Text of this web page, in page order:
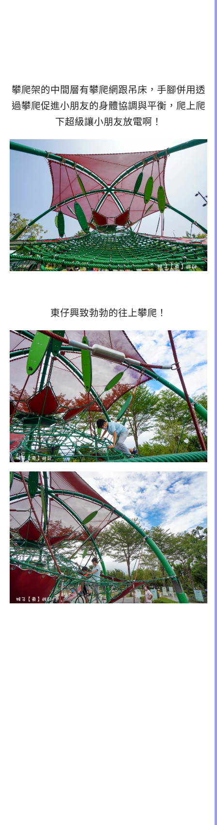
攀爬架的中間層有攀爬網跟吊床，手腳併用透
過攀爬促進小朋友的身體協調與平衡，爬上爬
下超級讓小朋友放電啊！
東仔興致勃勃的往上攀爬！